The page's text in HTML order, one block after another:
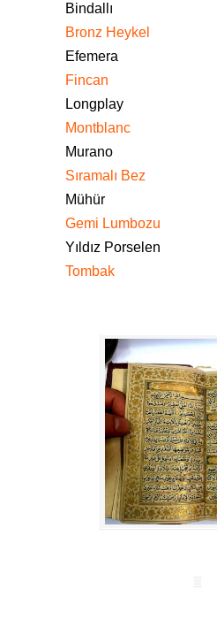
Bindallı
Bronz Heykel
Efemera
Fincan
Longplay
Montblanc
Murano
Sıramalı Bez
Mühür
Gemi Lumbozu
Yıldız Porselen
Tombak